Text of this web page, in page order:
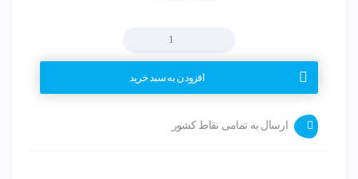
افزودن به سبد خرید
ارسال به تمامی نقاط کشور